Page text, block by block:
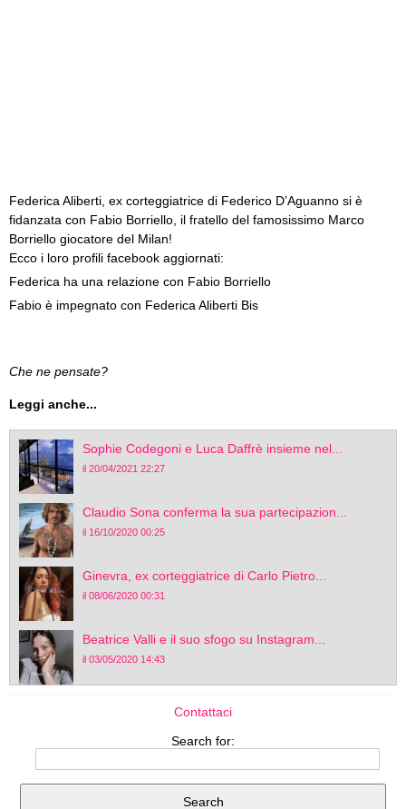
Federica Aliberti, ex corteggiatrice di Federico D’Aguanno si è
fidanzata con Fabio Borriello, il fratello del famosissimo Marco
Borriello giocatore del Milan!
Ecco i loro profili facebook aggiornati:
Federica ha una relazione con Fabio Borriello
Fabio è impegnato con Federica Aliberti Bis
Che ne pensate?
Leggi anche...
Sophie Codegoni e Luca Daffrè insieme nel...
il 20/04/2021 22:27
Claudio Sona conferma la sua partecipazion...
il 16/10/2020 00:25
Ginevra, ex corteggiatrice di Carlo Pietro...
il 08/06/2020 00:31
Beatrice Valli e il suo sfogo su Instagram...
il 03/05/2020 14:43
Contattaci
Search for: